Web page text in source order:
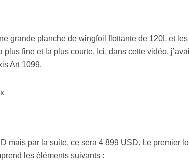
grande planche de wingfoil flottante de 120L et les
fine et la plus courte. Ici, dans cette vidéo,
Art 1099.
mais par la suite, ce sera 4 899 USD. Le premier
les éléments suivants :